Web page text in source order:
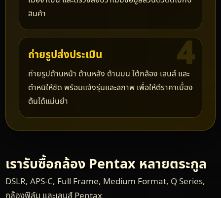
สินค้า
ถ่ายรูปส่งประเมิน
ถ่ายรูปด้านหน้า ด้านหลัง ด้านบน ใต้กล้อง เลนส์ และ
ตำหนิให้ชัด พร้อมแจ้งรุ่นและสภาพ เพื่อให้ตีราคาเบื้อง
ต้นได้แม่นยำ
เรารับซื้อกล้อง Pentax หลายตระกูล
DSLR, APS-C, Full Frame, Medium Format, Q Series,